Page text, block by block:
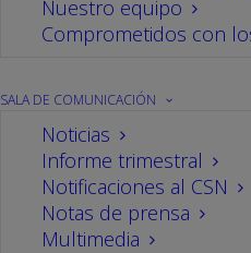
Nuestro equipo
Comprometidos con
SALA DE COMUNICACIÓN
Noticias
Informe trimestral
Notificaciones al CSN
Notas de prensa
Multimedia
energía
y el 44%